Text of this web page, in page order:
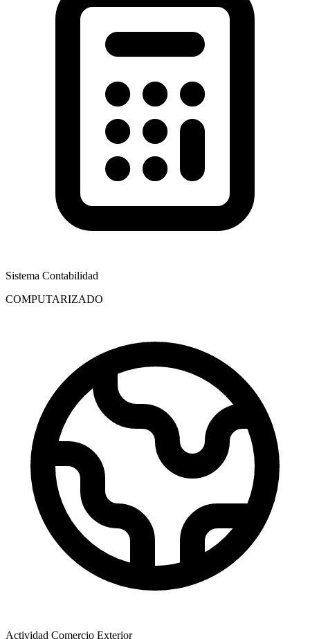
Sistema Contabilidad
COMPUTARIZADO
Actividad Comercio Exterior